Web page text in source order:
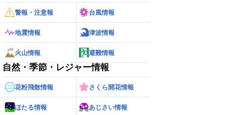
警報・注意報 台風情報
地震情報 津波情報
火山情報 避難情報
自然・季節・レジャー情報
花粉飛散情報 さくら開花情報
ほたる情報 あじさい情報